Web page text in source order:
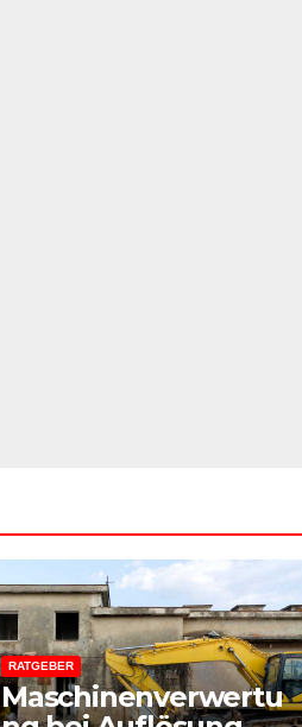
RATGEBER
Maschinenverwertu